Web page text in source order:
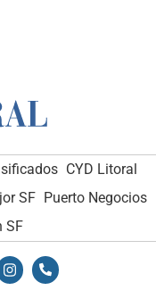
CYD Litoral
SF Puerto Negocios
SF